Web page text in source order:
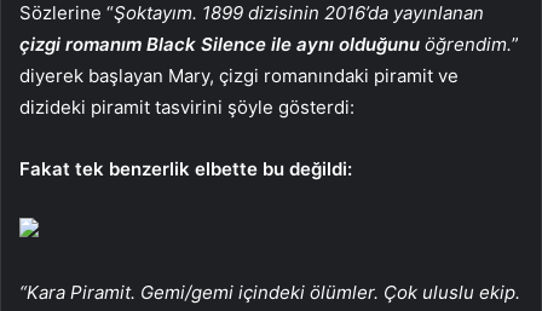
Sözlerine “Şoktayım. 1899 dizisinin 2016’da yayınlanan
çizgi romanım Black Silence ile aynı olduğunu öğrendim.”
diyerek başlayan Mary, çizgi romanındaki piramit ve
dizideki piramit tasvirini şöyle gösterdi:
Fakat tek benzerlik elbette bu değildi:
“Kara Piramit. Gemi/gemi içindeki ölümler. Çok uluslu ekip.